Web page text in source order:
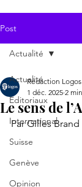
Post
Actualité
Editoriaux
International
Suisse
Genève
Opinion
Actualité
Le sens de
Rédaction Logos
1 déc. 2025 2
Par Gilles